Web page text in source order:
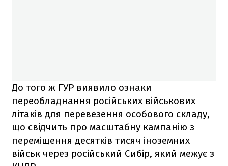
До того ж ГУР виявило ознаки
переобладнання російських військових
літаків для перевезення особового складу,
що свідчить про масштабну кампанію з
переміщення десятків тисяч іноземних
військ через російський Сибір, який межує з